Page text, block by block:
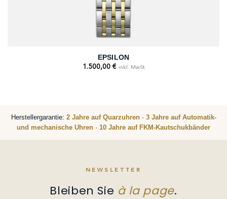
EPSILON
1.500,00 € inkl. MwSt
Herstellergarantie: 2 Jahre auf Quarzuhren· 3 Jahre auf Automatik-
und mechanische Uhren · 10 Jahre auf FKM-Kautschukbänder
NEWSLETTER
Bleiben Sie à la page.